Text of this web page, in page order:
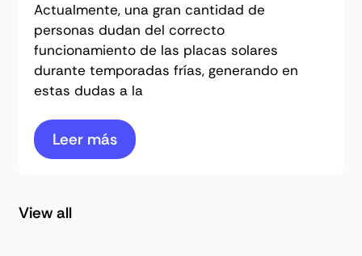
Actualmente, una gran cantidad de
personas dudan del correcto
funcionamiento de las placas solares
durante temporadas frías, generando en
estas dudas a la
Leer más
View all